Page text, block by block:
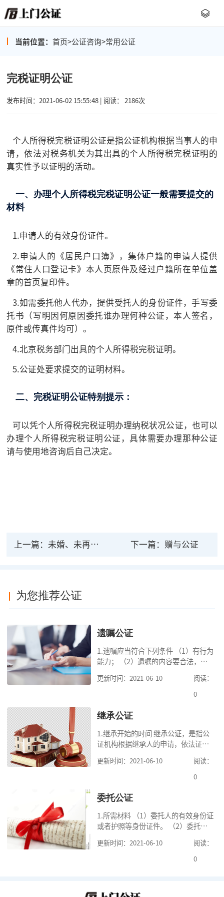
当前位置： 首页>公证咨询>常用公证
完税证明公证
发布时间：2021-06-02 15:55:48 | 阅读： 2186次
个人所得税完税证明公证是指公证机构根据当事人的申
请，依法对税务机关为其出具的个人所得税完税证明的
真实性予以证明的活动。
一、办理个人所得税完税证明公证一般需要提交的
材料
1.申请人的有效身份证件。
2.申请人的《居民户口簿》，集体户籍的申请人提供
《常住人口登记卡》本人页原件及经过户籍所在单位盖
章的首页复印件。
3.如需委托他人代办，提供受托人的身份证件，手写委
托书（写明因何原因委托谁办理何种公证，本人签名，
原件或传真件均可）。
4.北京税务部门出具的个人所得税完税证明。
5.公证处要求提交的证明材料。
二、完税证明公证特别提示：
可以凭个人所得税完税证明办理纳税状况公证，也可以
办理个人所得税完税证明公证，具体需要办理那种公证
请与使用地咨询后自己决定。
上一篇： 未婚、未再婚公证 下一篇： 赠与公证
为您推荐公证
遗嘱公证
1.遗嘱应当符合下列条件 （1）有行为
能力； （2）遗嘱的内容要合法，对
人要保留必要的份额； （3）遗嘱中
的财产是个人合法财产。 2.可受理的
更新时间：2021-06-10
阅读：
0
继承公证
1.继承开始的时间 继承公证，是指公
证机构根据继承人的申请，依法证明
国《民法典》第一千一百二十一条规
定，继承从被继承人死亡时开始。 2.
更新时间：2021-06-10
阅读：
0
委托公证
1.所需材料 （1）委托人的有效身份证
或者护照等身份证件。 （2）委托人
人提供《常住人口登记卡》本人页原
件及经过户籍所在单位盖章的首页复
更新时间：2021-06-10
阅读：
0